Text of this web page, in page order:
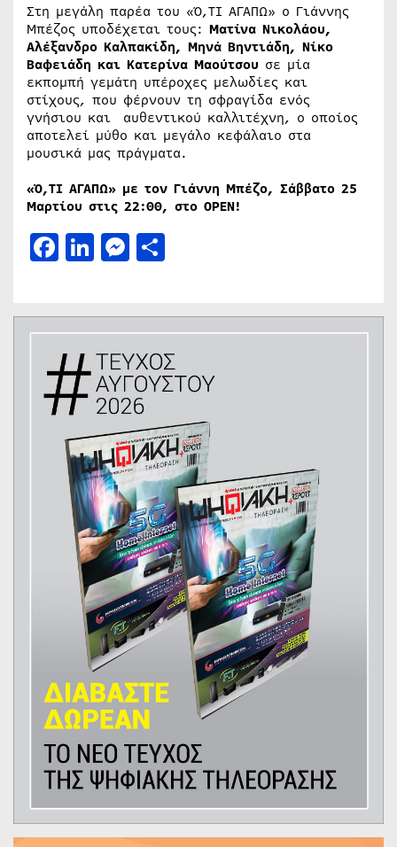
Στη μεγάλη παρέα του «Ό,ΤΙ ΑΓΑΠΩ» ο Γιάννης
Μπέζος υποδέχεται τους: Ματίνα Νικολάου,
Αλέξανδρο Καλπακίδη, Μηνά Βηντιάδη, Νίκο
Βαφειάδη και Κατερίνα Μαούτσου σε μία
εκπομπή γεμάτη υπέροχες μελωδίες και
στίχους, που φέρνουν τη σφραγίδα ενός
γνήσιου και αυθεντικού καλλιτέχνη, ο οποίος
αποτελεί μύθο και μεγάλο κεφάλαιο στα
μουσικά μας πράγματα.
«Ό,ΤΙ ΑΓΑΠΩ» με τον Γιάννη Μπέζο, Σάββατο 25
Μαρτίου στις 22:00, στο OPEN!
Facebook
LinkedIn
Messenger